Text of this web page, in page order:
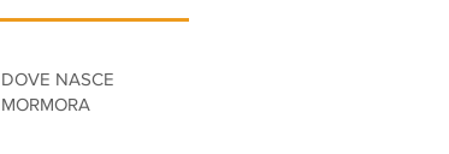
DOVE NASCE
MORMORA